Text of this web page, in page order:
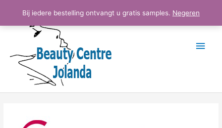
Bij iedere bestelling ontvangt u gratis samples. Negeren